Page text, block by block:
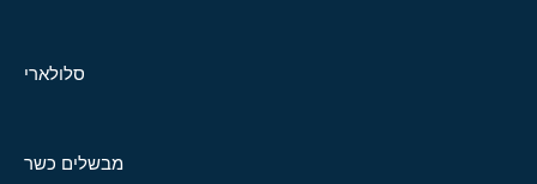
סלולארי
מבשלים כשר